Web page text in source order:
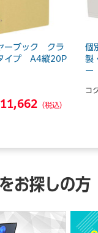
ーブック クラ
イプ A4縦20P
（税込）
個
製
ー
コ
お探しの方